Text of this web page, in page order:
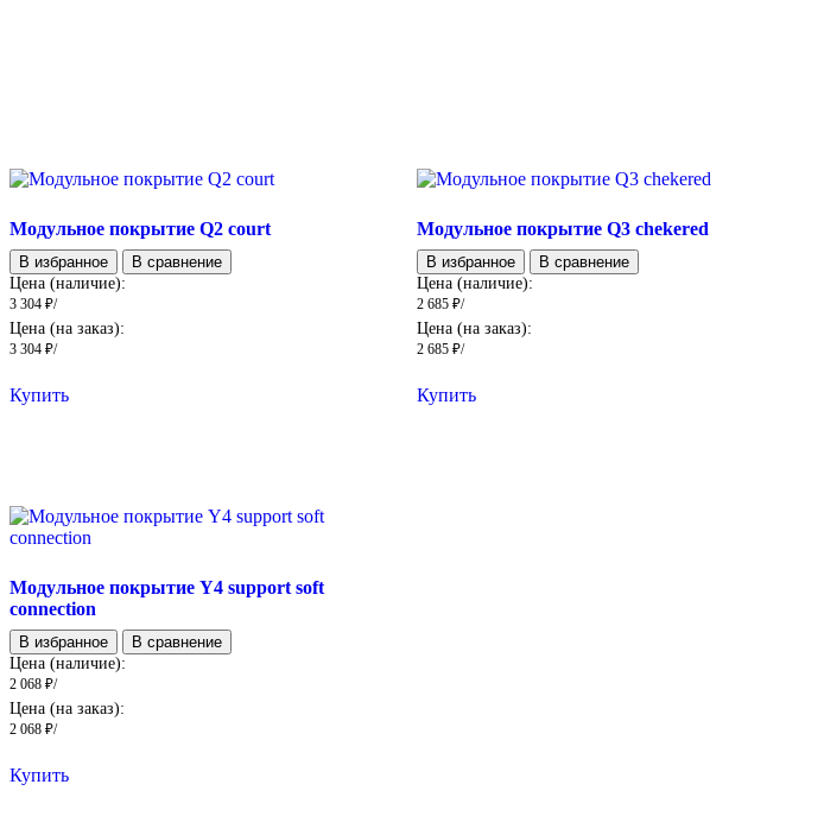
Модульное покрытие Q2 court
В избранное
В сравнение
Цена (наличие):
3 304 ₽/
Цена (на заказ):
3 304 ₽/
Купить
Модульное покрытие Q3 chekered
В избранное
В сравнение
Цена (наличие):
2 685₽/
Цена (на заказ):
2 685₽/
Купить
Модульное покрытие Y4 support soft
connection
В избранное
В сравнение
Цена (наличие):
2 068 ₽/
Цена (на заказ):
2 068 ₽/
Купить